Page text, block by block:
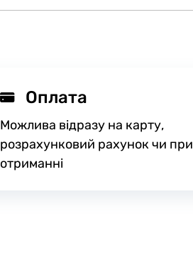
Оплата
Можлива відразу на карту,
розрахунковий рахунок чи при
отриманні